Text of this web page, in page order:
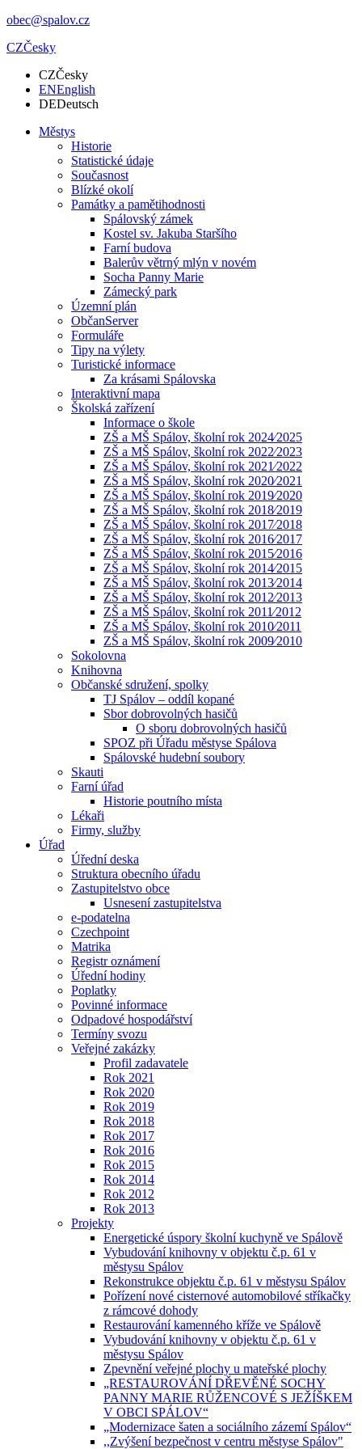
obec@spalov.cz
CZČesky
CZČesky
ENEnglish
DEDeutsch
Městys
Historie
Statistické údaje
Současnost
Blízké okolí
Památky a pamětihodnosti
Spálovský zámek
Kostel sv. Jakuba Staršího
Farní budova
Balerův větrný mlýn v novém
Socha Panny Marie
Zámecký park
Územní plán
ObčanServer
Formuláře
Tipy na výlety
Turistické informace
Za krásami Spálovska
Interaktivní mapa
Školská zařízení
Informace o škole
ZŠ a MŠ Spálov, školní rok 2024⁄2025
ZŠ a MŠ Spálov, školní rok 2022⁄2023
ZŠ a MŠ Spálov, školní rok 2021⁄2022
ZŠ a MŠ Spálov, školní rok 2020⁄2021
ZŠ a MŠ Spálov, školní rok 2019⁄2020
ZŠ a MŠ Spálov, školní rok 2018⁄2019
ZŠ a MŠ Spálov, školní rok 2017⁄2018
ZŠ a MŠ Spálov, školní rok 2016⁄2017
ZŠ a MŠ Spálov, školní rok 2015⁄2016
ZŠ a MŠ Spálov, školní rok 2014⁄2015
ZŠ a MŠ Spálov, školní rok 2013⁄2014
ZŠ a MŠ Spálov, školní rok 2012⁄2013
ZŠ a MŠ Spálov, školní rok 2011⁄2012
ZŠ a MŠ Spálov, školní rok 2010⁄2011
ZŠ a MŠ Spálov, školní rok 2009⁄2010
Sokolovna
Knihovna
Občanské sdružení, spolky
TJ Spálov – oddíl kopané
Sbor dobrovolných hasičů
O sboru dobrovolných hasičů
SPOZ při Úřadu městyse Spálova
Spálovské hudební soubory
Skauti
Farní úřad
Historie poutního místa
Lékaři
Firmy, služby
Úřad
Úřední deska
Struktura obecního úřadu
Zastupitelstvo obce
Usnesení zastupitelstva
e-podatelna
Czechpoint
Matrika
Registr oznámení
Úřední hodiny
Poplatky
Povinné informace
Odpadové hospodářství
Termíny svozu
Veřejné zakázky
Profil zadavatele
Rok 2021
Rok 2020
Rok 2019
Rok 2018
Rok 2017
Rok 2016
Rok 2015
Rok 2014
Rok 2012
Rok 2013
Projekty
Energetické úspory školní kuchyně ve Spálově
Vybudování knihovny v objektu č.p. 61 v
městysu Spálov
Rekonstrukce objektu č.p. 61 v městysu Spálov
Pořízení nové cisternové automobilové stříkačky
z rámcové dohody
Restaurování kamenného kříže ve Spálově
Vybudování knihovny v objektu č.p. 61 v
městysu Spálov
Zpevnění veřejné plochy u mateřské plochy
„RESTAUROVÁNÍ DŘEVĚNÉ SOCHY
PANNY MARIE RŮŽENCOVÉ S JEŽÍŠKEM
V OBCI SPÁLOV“
„Modernizace šaten a sociálního zázemí Spálov“
,,Zvýšení bezpečnost v centru městyse Spálov"